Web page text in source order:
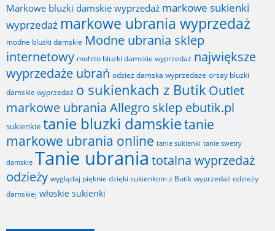
Markowe bluzki damskie wyprzedaż markowe sukienki
wyprzedaż markowe ubrania wyprzedaż
modne bluzki damskie Modne ubrania sklep
internetowy mohito bluzki damskie wyprzedaż największe
wyprzedaże ubrań odzież damska wyprzedaże orsay bluzki
damskie wyprzedaż o sukienkach z Butik Outlet
markowe ubrania Allegro sklep ebutik.pl
sukienkie tanie bluzki damskietanie
markowe ubrania online tanie sukienki tanie swetry
damskie Tanie ubrania totalna wyprzedaż
odzieży wyglądaj pięknie dzięki sukienkom z Butik wyprzedaż odzieży
damskiej włoskie sukienki